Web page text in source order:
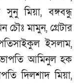
মিয়া, বঙ্গবন্ধু
চৌঃ মামুন, গ্রেটার
ইসলাম,
সভাপতি আমিনুল হক
দিলশাদ মিয়া,